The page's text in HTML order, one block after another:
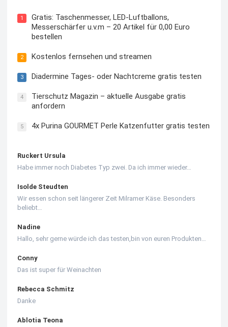
1
Gratis: Taschenmesser, LED-Luftballons,
Messerschärfer u.v.m – 20 Artikel für 0,00 Euro
bestellen
2 Kostenlos fernsehen und streamen
3 Diadermine Tages- oder Nachtcreme gratis testen
4
Tierschutz Magazin – aktuelle Ausgabe gratis
anfordern
5 4x Purina GOURMET Perle Katzenfutter gratis testen
Ruckert Ursula
Habe immer noch Diabetes Typ zwei. Da ich immer wieder…
Isolde Steudten
Wir essen schon seit längerer Zeit Milramer Käse. Besonders
beliebt…
Nadine
Hallo, sehr gerne würde ich das testen,bin von euren Produkten…
Conny
Das ist super für Weinachten
Rebecca Schmitz
Danke
Ablotia Teona